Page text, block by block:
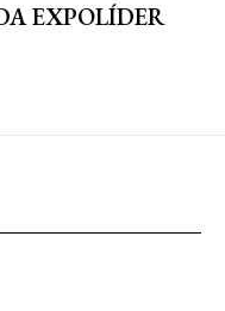
EXPOLÍDER